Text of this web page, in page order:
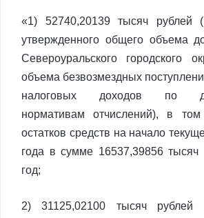
«1) 52740,20139 тысяч рублей
утвержденного общего объема
Североуральского городского
объема безвозмездных
налоговых доходов по
нормативам отчислений), в
остатков средств на начало
года в сумме 16537,39856 тысяч
год;
2) 31125,02100 тысяч рублей